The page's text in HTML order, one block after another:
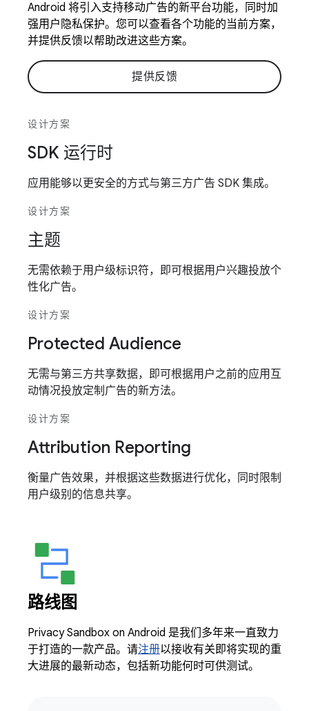
Android 将引入支持移动广告的新平台功能，同时加
强用户隐私保护。您可以查看各个功能的当前方案，
并提供反馈以帮助改进这些方案。
提供反馈
设计方案
SDK 运行时
应用能够以更安全的方式与第三方广告 SDK 集成。
设计方案
主题
无需依赖于用户级标识符，即可根据用户兴趣投放个
性化广告。
设计方案
Protected Audience
无需与第三方共享数据，即可根据用户之前的应用互
动情况投放定制广告的新方法。
设计方案
Attribution Reporting
衡量广告效果，并根据这些数据进行优化，同时限制
用户级别的信息共享。
路线图
Privacy Sandbox on Android 是我们多年来一直致力
于打造的一款产品。请注册以接收有关即将实现的重
大进展的最新动态，包括新功能何时可供测试。